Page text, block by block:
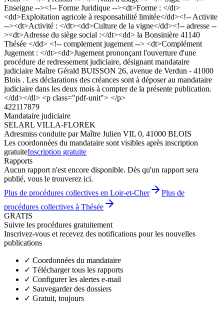
Enseigne --><!-- Forme Juridique --><dt>Forme : </dt>
<dd>Exploitation agricole à responsabilité limitée</dd><!-- Activite
--><dt>Activité : </dt><dd>Culture de la vigne</dd><!-- adresse --
><dt>Adresse du siège social :</dt><dd> la Bonsinière 41140
Thésée </dd> <!-- complement jugement --> <dt>Complément
Jugement : </dt><dd>Jugement prononçant l'ouverture d'une
procédure de redressement judiciaire, désignant mandataire
judiciaire Maître Gérald BUISSON 26, avenue de Verdun - 41000
Blois . Les déclarations des créances sont à déposer au mandataire
judiciaire dans les deux mois à compter de la présente publication.
</dd></dl> <p class="pdf-unit"> </p>
422117879
Mandataire judiciaire
SELARL VILLA-FLOREK
Adresmiss conduite par Maître Julien VIL 0, 41000 BLOIS
Les coordonnées du mandataire sont visibles après inscription
gratuiteInscription gratuite
Rapports
Aucun rapport n'est encore disponible. Dès qu'un rapport sera
publié, vous le trouverez ici.
Plus de procédures collectives en Loir-et-Cher
Plus de
procédures collectives à Thésée
GRATIS
Suivre les procédures gratuitement
Inscrivez-vous et recevez des notifications pour les nouvelles
publications
✓ Coordonnées du mandataire
✓ Télécharger tous les rapports
✓ Configurer les alertes e-mail
✓ Sauvegarder des dossiers
✓ Gratuit, toujours